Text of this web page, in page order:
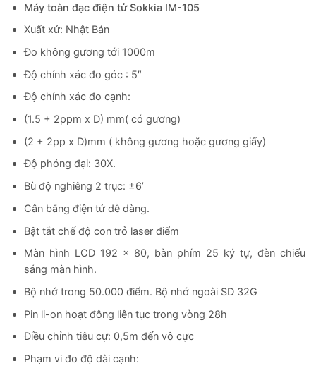
Máy toàn đạc điện tử Sokkia IM-105
Xuất xứ: Nhật Bản
Đo không gương tới 1000m
Độ chính xác đo góc : 5″
Độ chính xác đo cạnh:
(1.5 + 2ppm x D) mm( có gương)
(2 + 2pp x D)mm ( không gương hoặc gương giấy)
Độ phóng đại: 30X.
Bù độ nghiêng 2 trục: ±6’
Cân bằng điện tử dễ dàng.
Bật tắt chế độ con trỏ laser điểm
Màn hình LCD 192 x 80, bàn phím 25 ký tự, đèn chiếu
sáng màn hình.
Bộ nhớ trong 50.000 điểm. Bộ nhớ ngoài SD 32G
Pin li-on hoạt động liên tục trong vòng 28h
Điều chỉnh tiêu cự: 0,5m đến vô cực
Phạm vi đo độ dài cạnh: